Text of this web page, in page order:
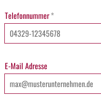
Telefonnummer*
E-Mail Adresse